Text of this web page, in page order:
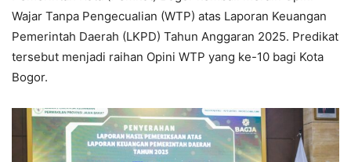
Wajar Tanpa Pengecualian (WTP) atas Laporan Keuangan
Pemerintah Daerah (LKPD) Tahun Anggaran 2025. Predikat
tersebut menjadi raihan Opini WTP yang ke-10 bagi Kota
Bogor.